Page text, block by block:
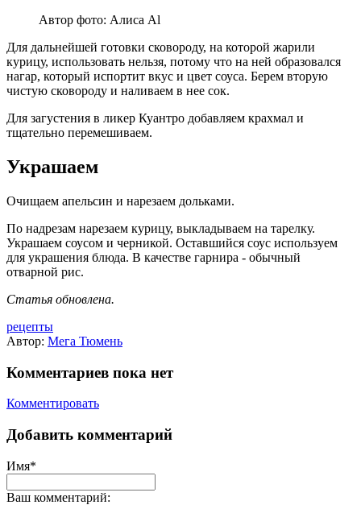
Автор фото: Алиса Al
Для дальнейшей готовки сковороду, на которой жарили
курицу, использовать нельзя, потому что на ней образовался
нагар, который испортит вкус и цвет соуса. Берем вторую
чистую сковороду и наливаем в нее сок.
Для загустения в ликер Куантро добавляем крахмал и
тщательно перемешиваем.
Украшаем
Очищаем апельсин и нарезаем дольками.
По надрезам нарезаем курицу, выкладываем на тарелку.
Украшаем соусом и черникой. Оставшийся соус используем
для украшения блюда. В качестве гарнира - обычный
отварной рис.
Статья обновлена.
рецепты
Автор: Мега Тюмень
Комментариев пока нет
Комментировать
Добавить комментарий
Имя*
Ваш комментарий: